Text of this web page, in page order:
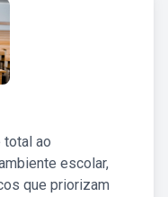
total ao
escolar,
que priorizam